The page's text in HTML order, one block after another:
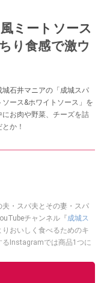
ミートソース
り食感で激ウ
石井マニアの「成城スパ
ース&ホワイトソース」を
お肉や野菜、チーズを詰
か！
・スパ夫とその妻・スパ
チャンネル『成城ス
おいしく食べるためのキ
るInstagramでは商品1つに